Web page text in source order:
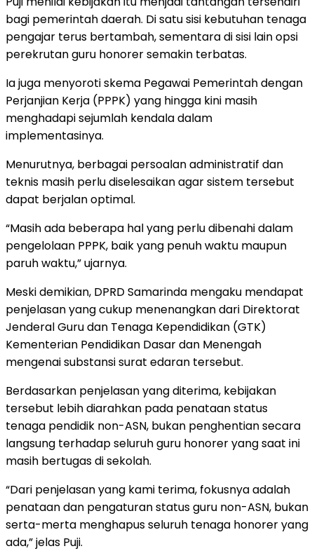
bagi pemerintah daerah. Di satu sisi kebutuhan tenaga
pengajar terus bertambah, sementara di sisi lain opsi
perekrutan guru honorer semakin terbatas.
Ia juga menyoroti skema Pegawai Pemerintah dengan
Perjanjian Kerja (PPPK) yang hingga kini masih
menghadapi sejumlah kendala dalam
implementasinya.
Menurutnya, berbagai persoalan administratif dan
teknis masih perlu diselesaikan agar sistem tersebut
dapat berjalan optimal.
“Masih ada beberapa hal yang perlu dibenahi dalam
pengelolaan PPPK, baik yang penuh waktu maupun
paruh waktu,” ujarnya.
Meski demikian, DPRD Samarinda mengaku mendapat
penjelasan yang cukup menenangkan dari Direktorat
Jenderal Guru dan Tenaga Kependidikan (GTK)
Kementerian Pendidikan Dasar dan Menengah
mengenai substansi surat edaran tersebut.
Berdasarkan penjelasan yang diterima, kebijakan
tersebut lebih diarahkan pada penataan status
tenaga pendidik non-ASN, bukan penghentian secara
langsung terhadap seluruh guru honorer yang saat ini
masih bertugas di sekolah.
“Dari penjelasan yang kami terima, fokusnya adalah
penataan dan pengaturan status guru non-ASN, bukan
serta-merta menghapus seluruh tenaga honorer yang
ada,” jelas Puji.